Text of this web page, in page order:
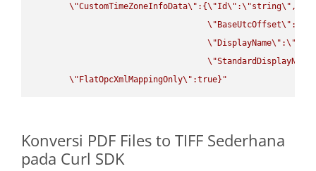
\"CustomTimeZoneInfoData\" :{\"Id\" :\"string\" ,
\" BaseUtcOffset\" :
\" DisplayName\" :\"
\"StandardDisplayName
\" FlatOpcXmlMappingOnly\" :true}"
Konversi PDF Files to TIFF Sederhana
pada Curl SDK